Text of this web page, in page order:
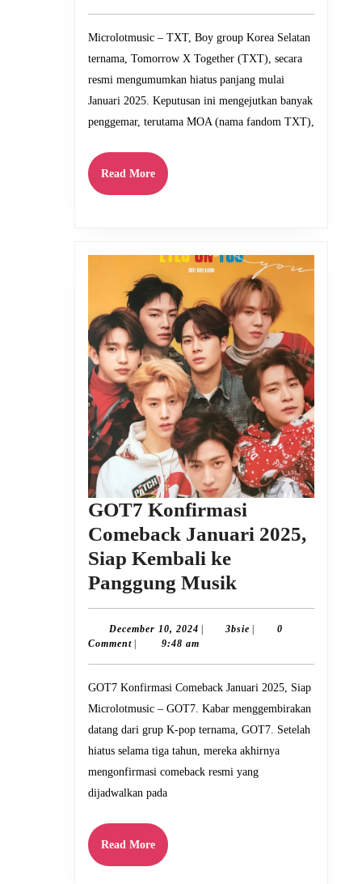
Tahun
2025?
Microlotmusic – TXT, Boy group Korea Selatan
ternama, Tomorrow X Together (TXT), secara
resmi mengumumkan hiatus panjang mulai
Januari 2025. Keputusan ini mengejutkan banyak
penggemar, terutama MOA (nama fandom TXT),
Read MoreRead
More
GOT7 Konfirmasi
Comeback Januari 2025,
Siap Kembali ke
Panggung Musik
Konfirmasi
Comeback
2025,
Siap
Kembali
ke
Panggung
December 10, 2024 December
3bsie 3bsie0
Comment
9:48 am
GOT7 Konfirmasi Comeback Januari 2025, Siap
Microlotmusic – GOT7. Kabar menggembirakan
datang dari grup K-pop ternama, GOT7. Setelah
hiatus selama tiga tahun, mereka akhirnya
mengonfirmasi comeback resmi yang
dijadwalkan pada
Read MoreRead
More